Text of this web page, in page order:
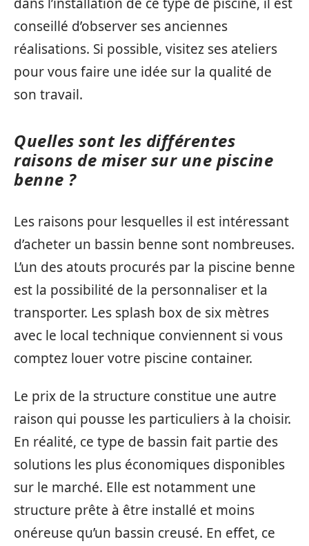
dans l’installation de ce type de piscine, il est
conseillé d’observer ses anciennes
réalisations. Si possible, visitez ses ateliers
pour vous faire une idée sur la qualité de
son travail.
Quelles sont les différentes
raisons de miser sur une piscine
benne ?
Les raisons pour lesquelles il est intéressant
d’acheter un bassin benne sont nombreuses.
L’un des atouts procurés par la piscine benne
est la possibilité de la personnaliser et la
transporter. Les splash box de six mètres
avec le local technique conviennent si vous
comptez louer votre piscine container.
Le prix de la structure constitue une autre
raison qui pousse les particuliers à la choisir.
En réalité, ce type de bassin fait partie des
solutions les plus économiques disponibles
sur le marché. Elle est notamment une
structure prête à être installé et moins
onéreuse qu’un bassin creusé. En effet, ce